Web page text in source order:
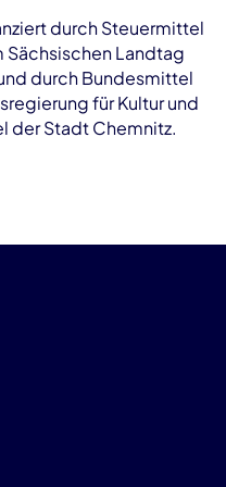
durch Steuermittel
Sächsischen Landtag
durch Bundesmittel
für Kultur und
der Stadt Chemnitz.